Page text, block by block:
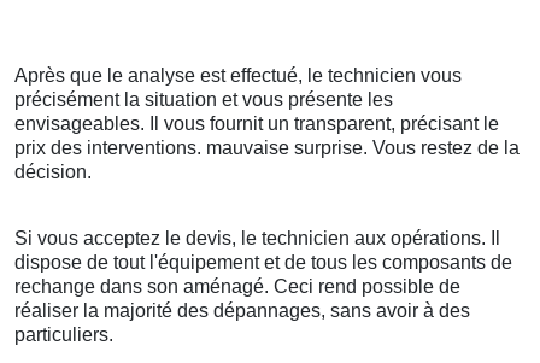
Après que le analyse est effectué, le technicien vous
précisément la situation et vous présente les
envisageables. Il vous fournit un transparent, précisant le
prix des interventions. mauvaise surprise. Vous restez de la
décision.
Si vous acceptez le devis, le technicien aux opérations. Il
dispose de tout l'équipement et de tous les composants de
rechange dans son aménagé. Ceci rend possible de
réaliser la majorité des dépannages, sans avoir à des
particuliers.